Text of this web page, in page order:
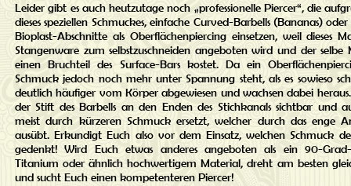
Leider gibt es auch heutzutage noch „professionelle Piercer“, die
dieses speziellen Schmuckes, einfache Curved-Barbells (Bananas)
Bioplast-Abschnitte als Oberflächenpiercing einsetzen, weil dieses
Stangenware zum selbstzuschneiden angeboten wird und der
einen Bruchteil des Surface-Bars kostet. Da ein
Schmuck jedoch noch mehr unter Spannung steht, als es sowieso
deutlich häufiger vom Körper abgewiesen und wachsen dabei
der Stift des Barbells an den Enden des Stichkanals sichtbar und
meist durch kürzeren Schmuck ersetzt, welcher durch das enge
ausübt. Erkundigt Euch also vor dem Einsatz, welchen Schmuck
gedenkt! Wird Euch etwas anderes angeboten als ein 90-
Titanium oder ähnlich hochwertigem Material, dreht am besten
und sucht Euch einen kompetenteren Piercer!